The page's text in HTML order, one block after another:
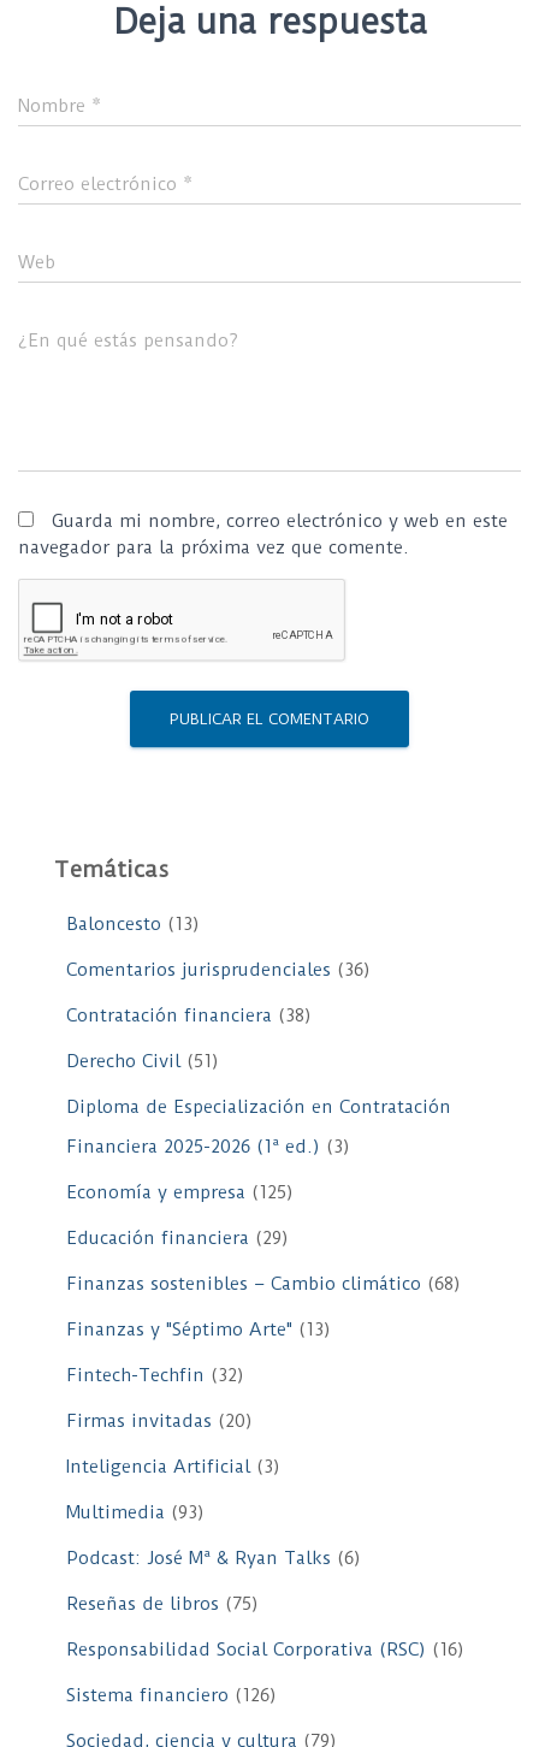
Deja una respuesta
Nombre *
Correo electrónico *
Web
¿En qué estás pensando?
Guarda mi nombre, correo electrónico y web en este
navegador para la próxima vez que comente.
Temáticas
Baloncesto (13)
Comentarios jurisprudenciales (36)
Contratación financiera (38)
Derecho Civil(51)
Diploma de Especialización en Contratación
Financiera 2025-2026 (1ª ed.) (3)
Economía y empresa (125)
Educación financiera (29)
Finanzas sostenibles – Cambio climático (68)
Finanzas y "Séptimo Arte" (13)
Fintech-Techfin (32)
Firmas invitadas (20)
Inteligencia Artificial(3)
Multimedia (93)
Podcast: José Mª & Ryan Talks (6)
Reseñas de libros (75)
Responsabilidad Social Corporativa (RSC) (16)
Sistema financiero (126)
Sociedad, ciencia y cultura (79)